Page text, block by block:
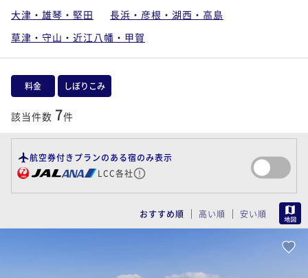
大津・雄琴・堅田
長浜・彦根・湖西・高島
草津・守山・近江八幡・甲賀
料金 しぼりこみ
該当件数 7件
航空券付きプランのある宿のみ表示
LCC各社
おすすめ順 高い順 安い順